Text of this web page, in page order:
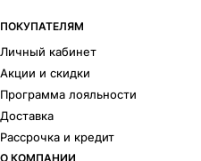
Viatti
R17
215/50 R17
ПОКУПАТЕЛЯМ
Личный кабинет
Акции и скидки
Программа лояльности
Доставка
Рассрочка и кредит
О КОМПАНИИ